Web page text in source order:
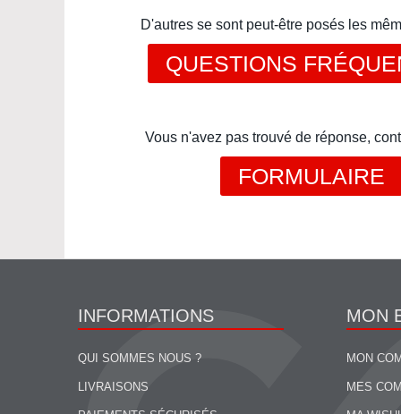
D'autres se sont peut-être posés les
QUESTIONS
Vous n'avez pas trouvé de réponse,
FORMULAIRE
INFORMATIONS
QUI SOMMES NOUS ?
LIVRAISONS
MON
MON
MES